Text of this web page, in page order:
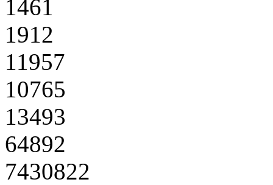
1461
1912
11957
10765
13493
64892
7430822